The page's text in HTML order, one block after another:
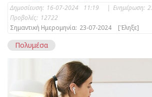
Δημοσίευση: 16-07-2024 11:19 | Ενημέρωση:
Προβολές: 12722
Σημαντική Ημερομηνία: 23-07-2024 [Έληξε]
Πολυμέσα